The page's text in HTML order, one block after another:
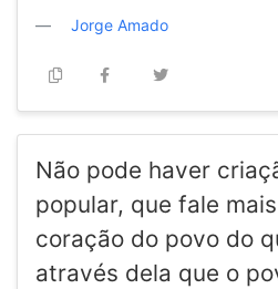
Jorge Amado
Não pode haver
popular, que fale
coração do povo do
através dela que o